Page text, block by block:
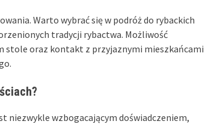
Warto wybrać się w podróż do rybackich
tradycji rybactwa. Możliwość
stole oraz kontakt z przyjaznymi mieszkańcami
niezwykle wzbogacającym doświadczeniem,